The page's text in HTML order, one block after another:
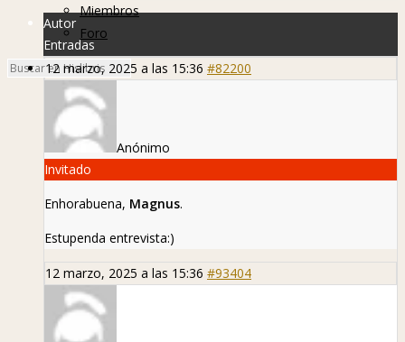
Miembros
Foro
Autor
Entradas
12 marzo, 2025 a las 15:36 #82200
Anónimo
Invitado
Enhorabuena, Magnus.
Estupenda entrevista:)
12 marzo, 2025 a las 15:36 #93404